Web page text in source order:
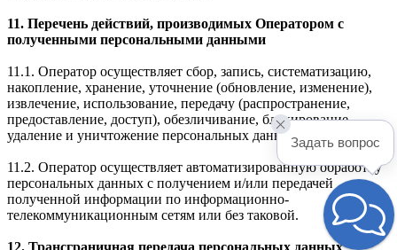
11. Перечень действий, производимых Оператором с
полученными персональными данными
11.1. Оператор осуществляет сбор, запись, систематизацию,
накопление, хранение, уточнение (обновление, изменение),
извлечение, использование, передачу (распространение,
предоставление, доступ), обезличивание, блокирование,
удаление и уничтожение персональных данных.
11.2. Оператор осуществляет автоматизированную обработку
персональных данных с получением и/или передачей
полученной информации по информационно-
телекоммуникационным сетям или без таковой.
12. Трансграничная передача персональных данных
Задать вопрос